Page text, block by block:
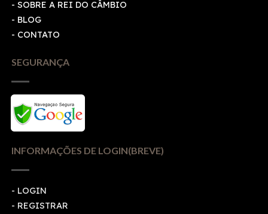
- SOBRE A REI DO CÂMBIO
- BLOG
- CONTATO
SEGURANÇA
INFORMAÇÕES DE LOGIN(BREVE)
- LOGIN
- REGISTRAR